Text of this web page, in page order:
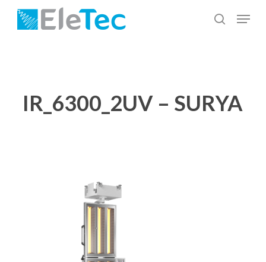
Salta
cerca
Menu
IR_6300_2UV – SURYA